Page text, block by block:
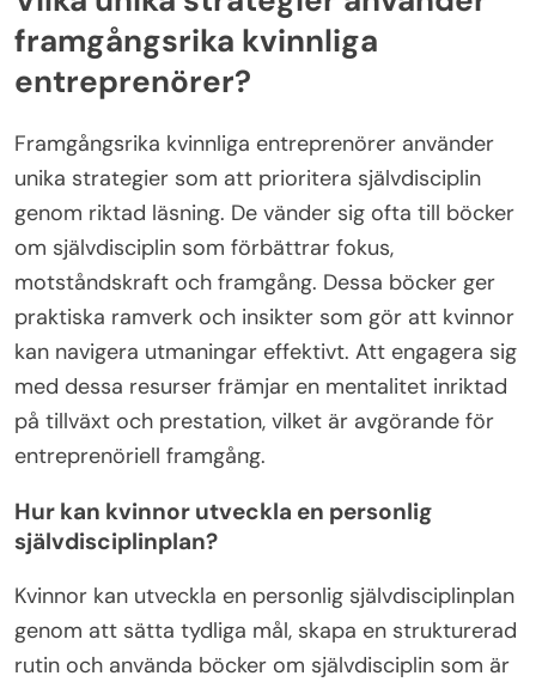
framgångsrika kvinnliga
entreprenörer?
Framgångsrika kvinnliga entreprenörer använder
unika strategier som att prioritera självdisciplin
genom riktad läsning. De vänder sig ofta till böcker
om självdisciplin som förbättrar fokus,
motståndskraft och framgång. Dessa böcker ger
praktiska ramverk och insikter som gör att kvinnor
kan navigera utmaningar effektivt. Att engagera sig
med dessa resurser främjar en mentalitet inriktad
på tillväxt och prestation, vilket är avgörande för
entreprenöriell framgång.
Hur kan kvinnor utveckla en personlig
självdisciplinplan?
Kvinnor kan utveckla en personlig självdisciplinplan
genom att sätta tydliga mål, skapa en strukturerad
rutin och använda böcker om självdisciplin som är